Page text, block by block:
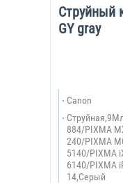
Струйный
GY gray
Canon
884/PIXMA
240/PIXMA
5140/PIXMA
6140/PIXMA
14,Серый